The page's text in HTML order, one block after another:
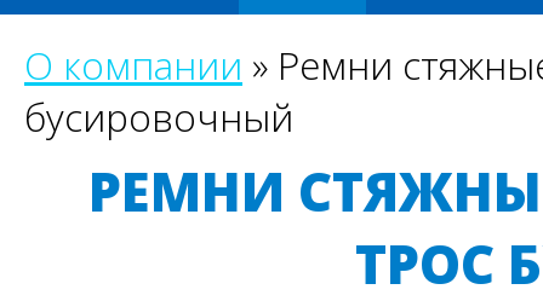
О компании » Ремни
бусировочный
РЕМНИ
ТРОС